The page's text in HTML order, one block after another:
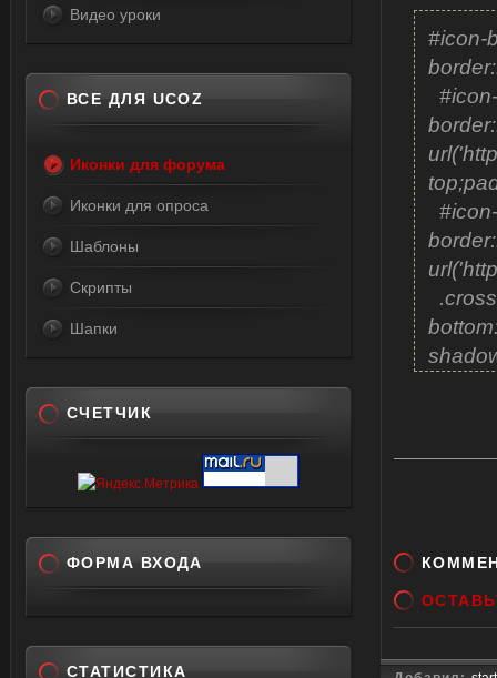
var
var
var
var
var
2];};
#icon-
Видео уроки
ВСЕ ДЛЯ UCOZ
Иконки для форума
Иконки для опроса
Шаблоны
Скрипты
Шапки
СЧЕТЧИК
ФОРМА ВХОДА
СТАТИСТИКА